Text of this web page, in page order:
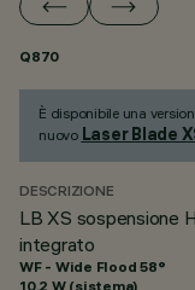
Q870
È disponibile una
nuovo Laser Blade
DESCRIZIONE
LB XS sospensione
integrato
WF - Wide Flood 58°
10.2 W (sistema)